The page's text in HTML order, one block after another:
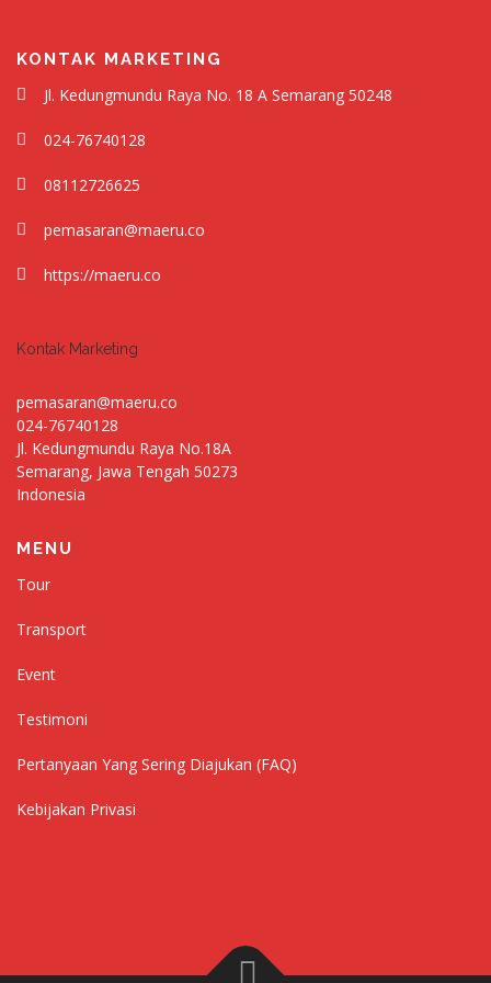
KONTAK MARKETING
Jl. Kedungmundu Raya No. 18 A Semarang 50248
024-76740128
08112726625
pemasaran@maeru.co
https://maeru.co
Kontak Marketing
pemasaran@maeru.co
024-76740128
Jl. Kedungmundu Raya No.18A
Semarang, Jawa Tengah 50273
Indonesia
MENU
Tour
Transport
Event
Testimoni
Pertanyaan Yang Sering Diajukan (FAQ)
Kebijakan Privasi